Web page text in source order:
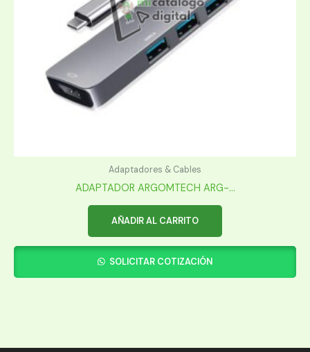
Adaptadores & Cables
ADAPTADOR ARGOMTECH ARG-...
AÑADIR AL CARRITO
SOLICITAR COTIZACIÓN